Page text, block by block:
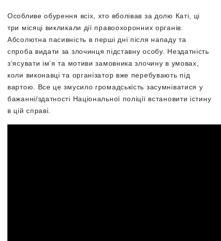
Особливе обурення всіх, хто вболівав за долю Каті, ці
три місяці викликали дії правоохоронних органів.
Абсолютна пасивність в перші дні після нападу та
спроба видати за злочинця підставну особу. Нездатність
з’ясувати ім’я та мотиви замовника злочину в умовах,
коли виконавці та організатор вже перебувають під
вартою. Все це змусило громадськість засумніватися у
бажанні/здатності Національної поліції встановити істину
в цій справі.